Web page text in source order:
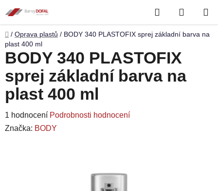
na
obsah
Hledat
KOŠÍK
Domů
/ Oprava plastů / BODY 340 PLASTOFIX sprej základní barva na
plast 400 ml
BODY 340 PLASTOFIX
sprej základní barva na
plast 400 ml
Průměrné
hodnocení
1 hodnocení Podrobnosti hodnocení
Značka: BODY